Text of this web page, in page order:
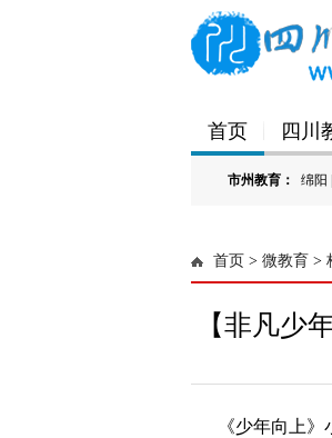
首页 四川
市州教育： 绵阳
首页 > 微教育 >
【非凡少
《少年向上》